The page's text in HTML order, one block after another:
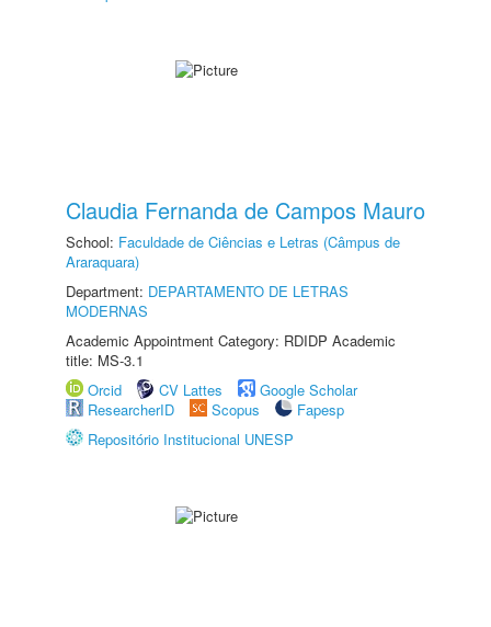
Claudia Fernanda de Campos Mauro
School: Faculdade de Ciências e Letras (Câmpus de
Araraquara)
Department: DEPARTAMENTO DE LETRAS
MODERNAS
Academic Appointment Category: RDIDP Academic
title: MS-3.1
Orcid
CV Lattes
Google Scholar
ResearcherID
Scopus
Fapesp
Repositório Institucional UNESP